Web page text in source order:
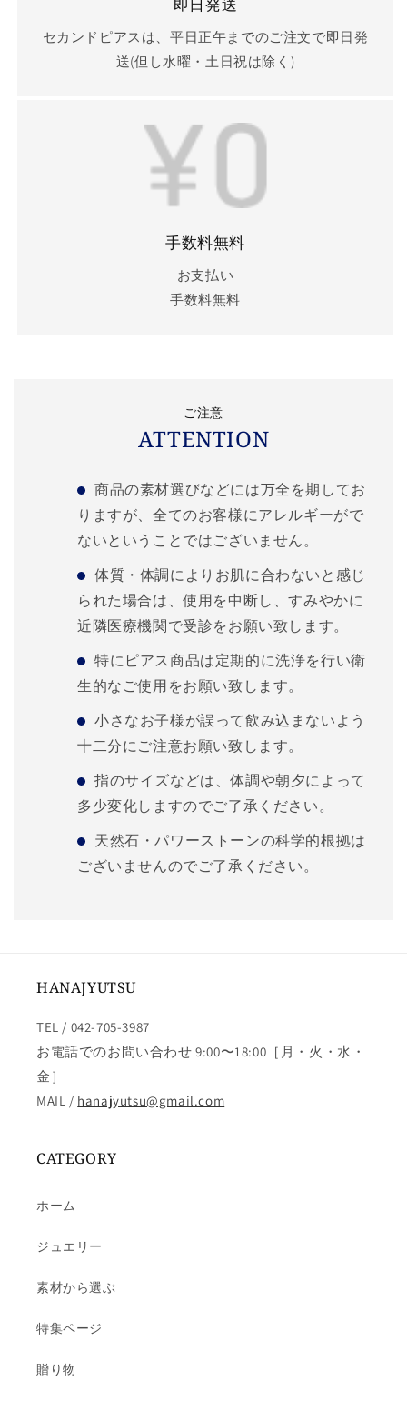
即日発送
セカンドピアスは、平日正午までのご注文で即日発
送(但し水曜・土日祝は除く)
手数料無料
お支払い
手数料無料
ご注意
ATTENTION
商品の素材選びなどには万全を期してお
りますが、全てのお客様にアレルギーがで
ないということではございません。
体質・体調によりお肌に合わないと感じ
られた場合は、使用を中断し、すみやかに
近隣医療機関で受診をお願い致します。
特にピアス商品は定期的に洗浄を行い衛
生的なご使用をお願い致します。
小さなお子様が誤って飲み込まないよう
十二分にご注意お願い致します。
指のサイズなどは、体調や朝夕によって
多少変化しますのでご了承ください。
天然石・パワーストーンの科学的根拠は
ございませんのでご了承ください。
HANAJYUTSU
TEL / 042-705-3987
お電話でのお問い合わせ 9:00〜18:00［月・火・水・
金］
MAIL / hanajyutsu@gmail.com
CATEGORY
ホーム
ジュエリー
素材から選ぶ
特集ページ
贈り物